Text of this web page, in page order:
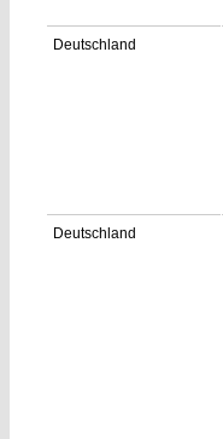
Deutschland
Deutschland